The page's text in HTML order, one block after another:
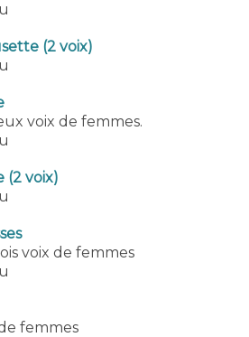
(2 voix)
voix de femmes.
(2 voix)
voix de femmes
femmes